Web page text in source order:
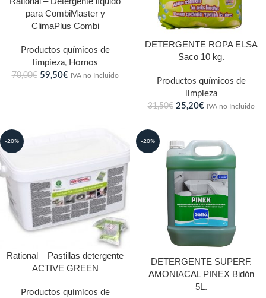
para CombiMaster y
ClimaPlus Combi
Productos químicos de
limpieza, Hornos
70,00€ 59,50€ IVA no Incluido
DETERGENTE ROPA ELSA
Saco 10 kg.
Productos químicos de
limpieza
31,50€ 25,20€ IVA no Incluido
-20%
Rational – Pastillas detergente
ACTIVE GREEN
Productos químicos de
-20%
DETERGENTE SUPERF.
AMONIACAL PINEX Bidón
5L.